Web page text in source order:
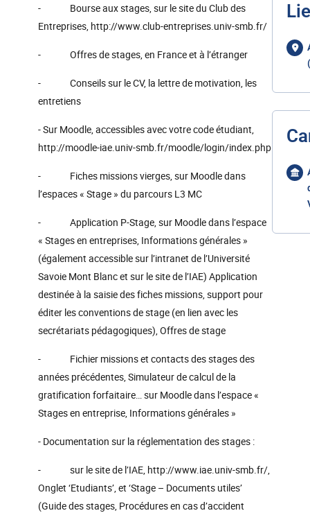
- Bourse aux stages, sur le site du Club des
Entreprises, http://www.club-entreprises.univ-smb.fr/
- Offres de stages, en France et à l’étranger
- Conseils sur le CV, la lettre de motivation, les
entretiens
- Sur Moodle, accessibles avec votre code étudiant,
http://moodle-iae.univ-smb.fr/moodle/login/index.php
- Fiches missions vierges, sur Moodle dans
l’espaces « Stage » du parcours L3 MC
- Application P-Stage, sur Moodle dans l’espace
« Stages en entreprises, Informations générales »
(également accessible sur l’intranet de l’Université
Savoie Mont Blanc et sur le site de l’IAE) Application
destinée à la saisie des fiches missions, support pour
éditer les conventions de stage (en lien avec les
secrétariats pédagogiques), Offres de stage
- Fichier missions et contacts des stages des
années précédentes, Simulateur de calcul de la
gratification forfaitaire… sur Moodle dans l’espace «
Stages en entreprise, Informations générales »
- Documentation sur la réglementation des stages :
- sur le site de l’IAE, http://www.iae.univ-smb.fr/,
Onglet ‘Etudiants’, et ‘Stage – Documents utiles’
(Guide des stages, Procédures en cas d’accident